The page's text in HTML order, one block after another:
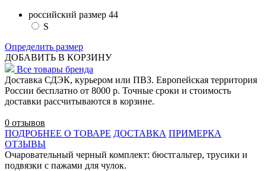
российский размер 44
S
Определить размер
ДОБАВИТЬ В КОРЗИНУ
Все товары бренда
Доставка СДЭК, курьером или ПВЗ. Европейская территория
России бесплатно от 8000 р. Точные сроки и стоимость
доставки рассчитываются в корзине.
0 отзывов
ПОДРОБНЕЕ О ТОВАРЕ ДОСТАВКА ПРИМЕРКА
ОТЗЫВЫ
Очаровательный черный комплект: бюстгальтер, трусики и
подвязки с пажами для чулок.